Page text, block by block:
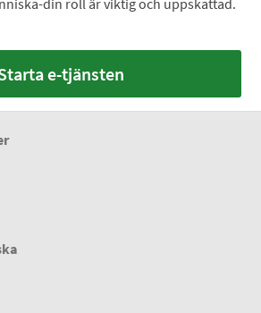
din roll är viktig och uppskattad.
e-tjänsten